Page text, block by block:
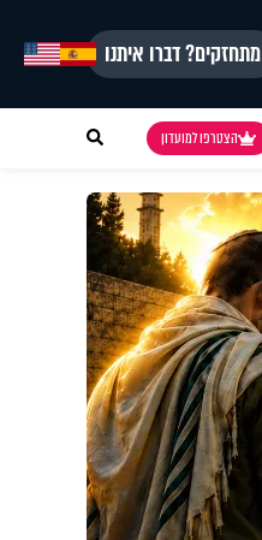
מתחזקים? דברו איתנו
הצטרפו למועדון